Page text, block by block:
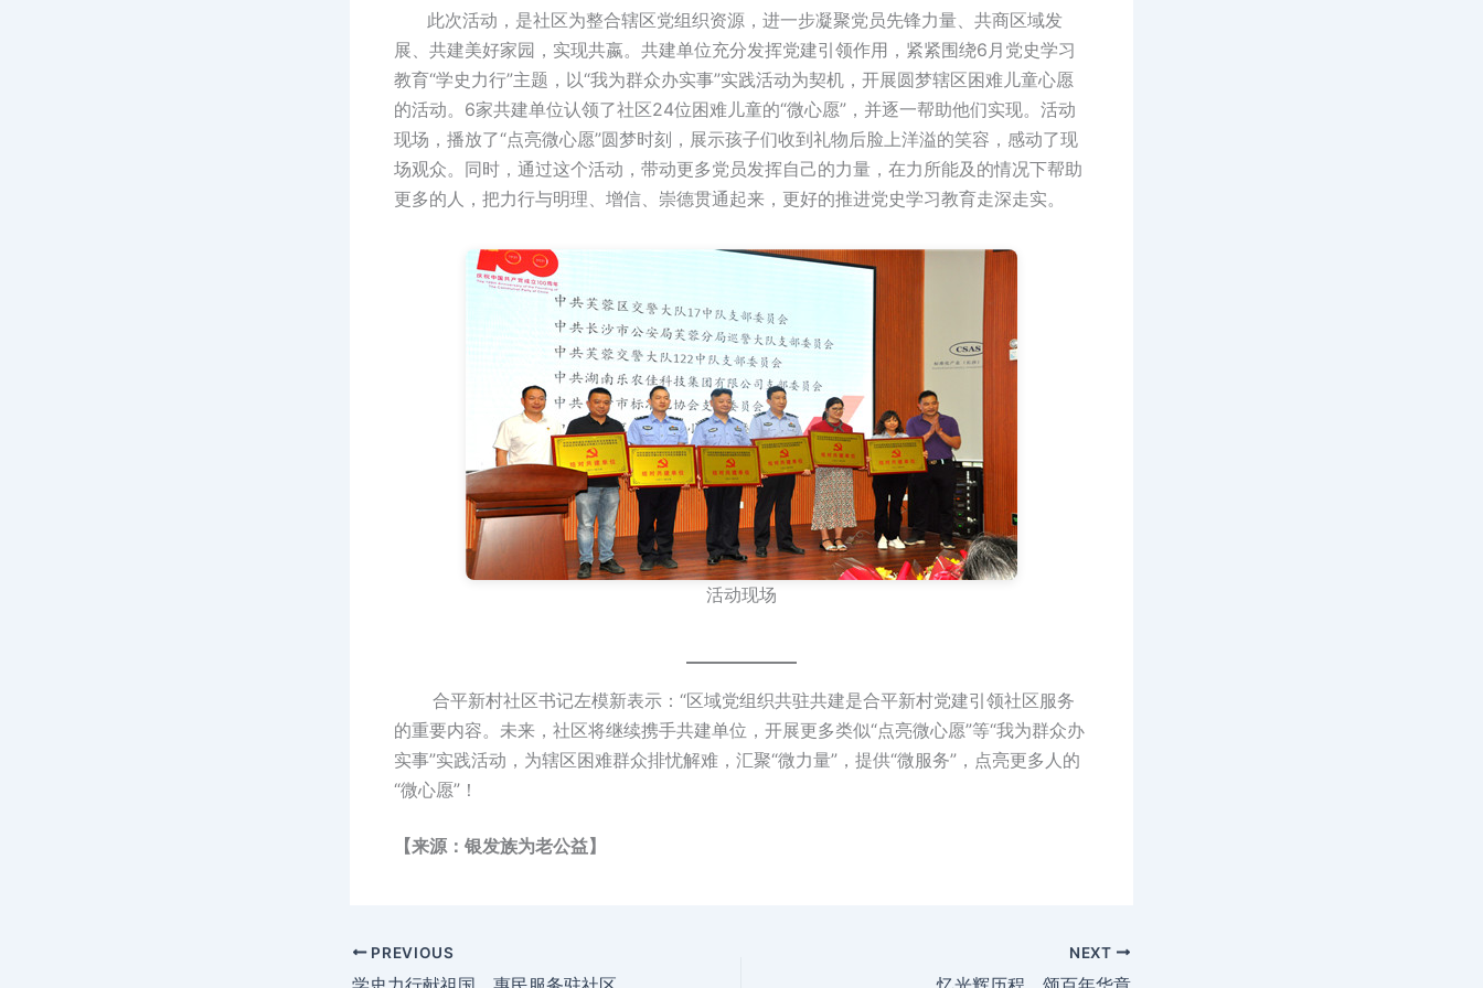
此次活动，是社区为整合辖区党组织资源，进一步凝聚党员先锋力量、共商区域发
展、共建美好家园，实现共嬴。共建单位充分发挥党建引领作用，紧紧围绕6月党史学习
教育“学史力行”主题，以“我为群众办实事”实践活动为契机，开展圆梦辖区困难儿童心愿
的活动。6家共建单位认领了社区24位困难儿童的“微心愿”，并逐一帮助他们实现。活动
现场，播放了“点亮微心愿”圆梦时刻，展示孩子们收到礼物后脸上洋溢的笑容，感动了现
场观众。同时，通过这个活动，带动更多党员发挥自己的力量，在力所能及的情况下帮助
更多的人，把力行与明理、增信、崇德贯通起来，更好的推进党史学习教育走深走实。
活动现场
合平新村社区书记左模新表示：“区域党组织共驻共建是合平新村党建引领社区服务
的重要内容。未来，社区将继续携手共建单位，开展更多类似“点亮微心愿”等“我为群众办
实事”实践活动，为辖区困难群众排忧解难，汇聚“微力量”，提供“微服务”，点亮更多人的
“微心愿”！
【来源：银发族为老公益】
PREVIOUS NEXT